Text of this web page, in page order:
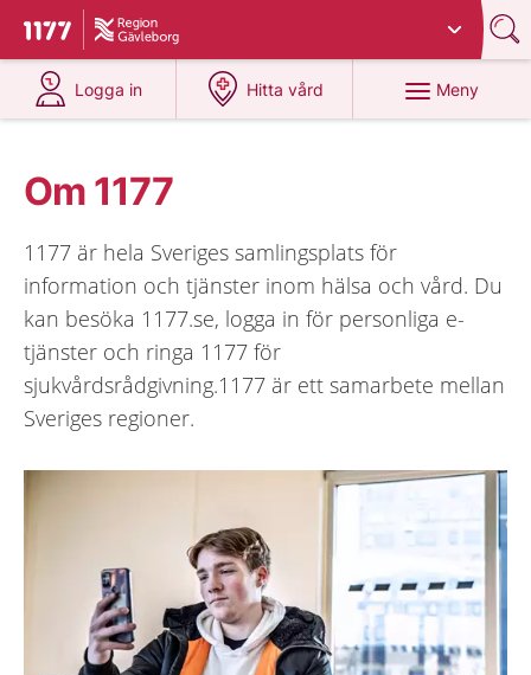
Till startsidan för 1177
Du har valt region
Logga in
på 1177.se
Hitta vård
på 1177.se
Meny
Om 1177
1177 är hela Sveriges samlingsplats för
information och tjänster inom hälsa och vård. Du
kan besöka 1177.se, logga in för personliga e-
tjänster och ringa 1177 för
sjukvårdsrådgivning.1177 är ett samarbete mellan
Sveriges regioner.